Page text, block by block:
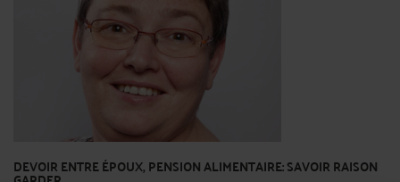
DEVOIR ENTRE ÉPOUX, PENSION ALIMENTAIRE: SAVOIR RAISON